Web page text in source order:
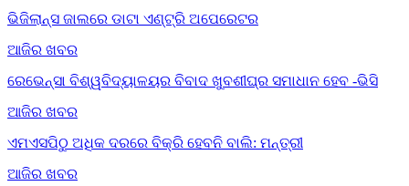
ଭିଜିଲାନ୍ସ ଜାଲରେ ଡାଟା ଏଣ୍ଟ୍ରି ଅପେରେଟର
ଆଜିର ଖବର
ରେଭେନ୍ସା ବିଶ୍ୱବିଦ୍ୟାଳୟର ବିବାଦ ଖୁବଶୀଘ୍ର ସମାଧାନ ହେବ -ଭିସି
ଆଜିର ଖବର
ଏମଏସପିଠୁ ଅଧିକ ଦରରେ ବିକ୍ରି ହେବନି ବାଲି: ମନ୍ତ୍ରୀ
ଆଜିର ଖବର